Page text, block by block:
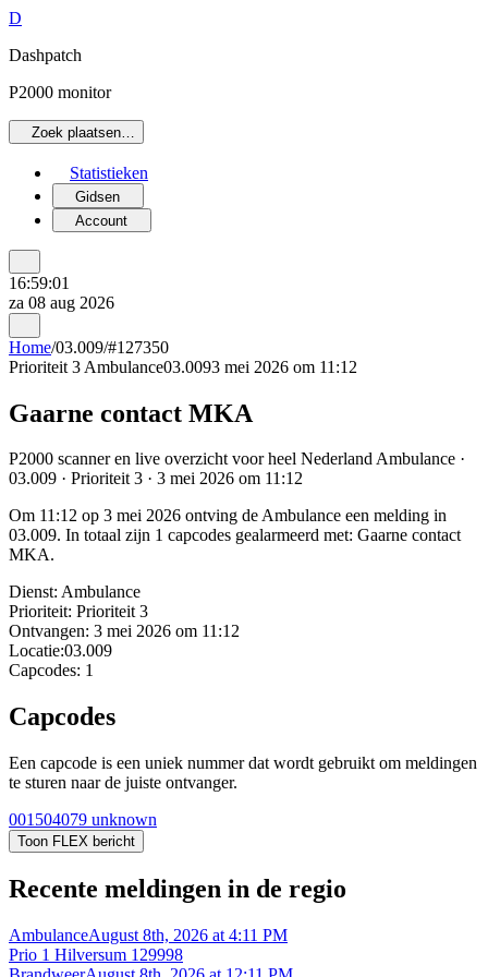
D
Dashpatch
P2000 monitor
Zoek plaatsen…
Statistieken
Gidsen
Account
16:59:01
za 08 aug 2026
Home/03.009/#127350
Prioriteit 3 Ambulance03.0093 mei 2026 om 11:12
Gaarne contact MKA
P2000 scanner en live overzicht voor heel Nederland Ambulance ·
03.009 · Prioriteit 3 · 3 mei 2026 om 11:12
Om 11:12 op 3 mei 2026 ontving de Ambulance een melding in
03.009. In totaal zijn 1 capcodes gealarmeerd met: Gaarne contact
MKA.
Dienst: Ambulance
Prioriteit: Prioriteit 3
Ontvangen: 3 mei 2026 om 11:12
Locatie:03.009
Capcodes: 1
Capcodes
Een capcode is een uniek nummer dat wordt gebruikt om meldingen
te sturen naar de juiste ontvanger.
001504079 unknown
Toon FLEX bericht
Recente meldingen in de regio
AmbulanceAugust 8th, 2026 at 4:11 PM
Prio 1 Hilversum 129998